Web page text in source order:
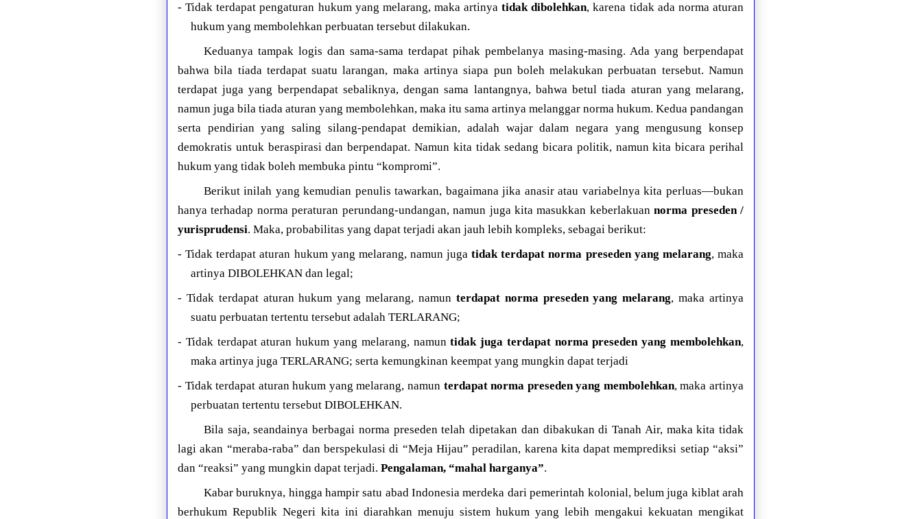
- Tidak terdapat pengaturan hukum yang melarang, maka artinyatidak dibolehkan, karena tidak ada norma aturan
hukum yang membolehkan perbuatan tersebut dilakukan.
Keduanya tampak logis dan sama-sama terdapat pihak pembelanya masing-masing. Ada yang berpendapat
bahwa bila tiada terdapat suatu larangan, maka artinya siapa pun boleh melakukan perbuatan tersebut. Namun
terdapat juga yang berpendapat sebaliknya, dengan sama lantangnya, bahwa betul tiada aturan yang melarang,
namun juga bila tiada aturan yang membolehkan, maka itu sama artinya melanggar norma hukum. Kedua pandangan
serta pendirian yang saling silang-pendapat demikian, adalah wajar dalam negara yang mengusung konsep
demokratis untuk beraspirasi dan berpendapat. Namun kita tidak sedang bicara politik, namun kita bicara perihal
hukum yang tidak boleh membuka pintu “kompromi”.
Berikut inilah yang kemudian penulis tawarkan, bagaimana jika anasir atau variabelnya kita perluas—bukan
hanya terhadap norma peraturan perundang-undangan, namun juga kita masukkan keberlakuannorma preseden /
yurisprudensi. Maka, probabilitas yang dapat terjadi akan jauh lebih kompleks, sebagai berikut:
- Tidak terdapat aturan hukum yang melarang, namun jugatidak terdapat norma preseden yang melarang, maka
artinya DIBOLEHKAN dan legal;
- Tidak terdapat aturan hukum yang melarang, namun terdapat norma preseden yang melarang, maka artinya
suatu perbuatan tertentu tersebut adalah TERLARANG;
- Tidak terdapat aturan hukum yang melarang, namuntidak juga terdapat norma preseden yang membolehkan,
maka artinya juga TERLARANG; serta kemungkinan keempat yang mungkin dapat terjadi
- Tidak terdapat aturan hukum yang melarang, namun terdapat norma preseden yang membolehkan, maka artinya
perbuatan tertentu tersebut DIBOLEHKAN.
Bila saja, seandainya berbagai norma preseden telah dipetakan dan dibakukan di Tanah Air, maka kita tidak
lagi akan “meraba-raba” dan berspekulasi di “Meja Hijau” peradilan, karena kita dapat memprediksi setiap “aksi”
dan “reaksi” yang mungkin dapat terjadi. Pengalaman, “mahal harganya”.
Kabar buruknya, hingga hampir satu abad Indonesia merdeka dari pemerintah kolonial, belum juga kiblat arah
berhukum Republik Negeri kita ini diarahkan menuju sistem hukum yang lebih mengakui kekuatan mengikat